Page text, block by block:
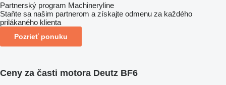
Partnerský program Machineryline
Staňte sa našim partnerom a získajte odmenu za každého
prilákaného klienta
Pozrieť ponuku
Ceny za časti motora Deutz BF6